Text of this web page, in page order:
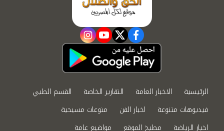
facebook
twitter
youtube
instagram
الرئيسية الاخبار العامة التقارير الخاصة
القسم الطبي
فيديوهات متنوعة
اخبار الفن
منوعات مسيحية
اخبار الرياضة
مطبخ الموقع مواضيع عامة